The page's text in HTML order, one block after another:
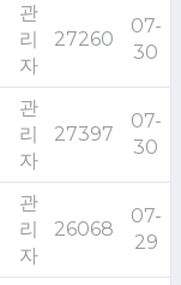
관
리
자
27260
07-
30
관
리
자
27397
07-
30
관
리
자
26068
07-
29